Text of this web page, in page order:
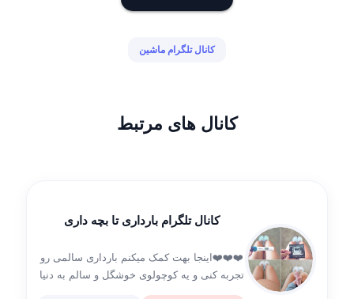
کانال تلگرام ماشین
کانال های مرتبط
کانال تلگرام بارداری تا بچه داری
❤️❤️❤️اینجا بهت کمک میکنم بارداری سالمی رو
تجربه کنی و یه کوچولوی خوشگل و سالم به دنیا